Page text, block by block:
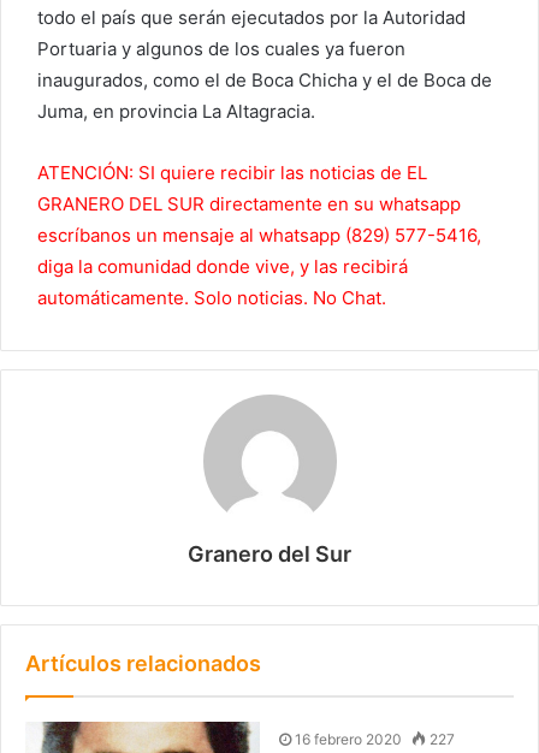
todo el país que serán ejecutados por la Autoridad
Portuaria y algunos de los cuales ya fueron
inaugurados, como el de Boca Chicha y el de Boca de
Juma, en provincia La Altagracia.
ATENCIÓN: SI quiere recibir las noticias de EL
GRANERO DEL SUR directamente en su whatsapp
escríbanos un mensaje al whatsapp (829) 577-5416,
diga la comunidad donde vive, y las recibirá
automáticamente. Solo noticias. No Chat.
Granero del Sur
Artículos relacionados
16 febrero 2020 227